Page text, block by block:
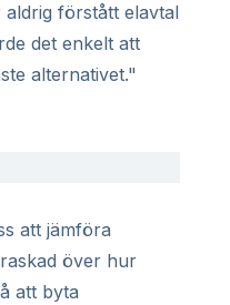
aldrig förstått elavtal
det enkelt att
alternativet."
att jämföra
över hur
att byta